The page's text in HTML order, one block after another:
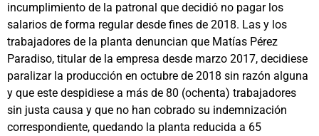
incumplimiento de la patronal que decidió no pagar los
salarios de forma regular desde fines de 2018. Las y los
trabajadores de la planta denuncian que Matías Pérez
Paradiso, titular de la empresa desde marzo 2017, decidiese
paralizar la producción en octubre de 2018 sin razón alguna
y que este despidiese a más de 80 (ochenta) trabajadores
sin justa causa y que no han cobrado su indemnización
correspondiente, quedando la planta reducida a 65